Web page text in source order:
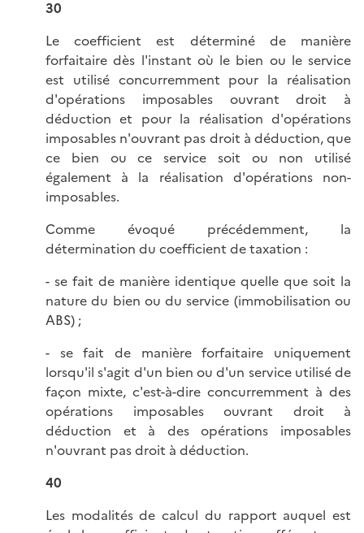
30
Le coefficient est déterminé de manière
forfaitaire dès l'instant où le bien ou le service
est utilisé concurremment pour la réalisation
d'opérations imposables ouvrant droit à
déduction et pour la réalisation d'opérations
imposables n'ouvrant pas droit à déduction, que
ce bien ou ce service soit ou non utilisé
également à la réalisation d'opérations non-
imposables.
Comme évoqué précédemment, la
détermination du coefficient de taxation :
- se fait de manière identique quelle que soit la
nature du bien ou du service (immobilisation ou
ABS) ;
- se fait de manière forfaitaire uniquement
lorsqu'il s'agit d'un bien ou d'un service utilisé de
façon mixte, c'est-à-dire concurremment à des
opérations imposables ouvrant droit à
déduction et à des opérations imposables
n'ouvrant pas droit à déduction.
40
Les modalités de calcul du rapport auquel est